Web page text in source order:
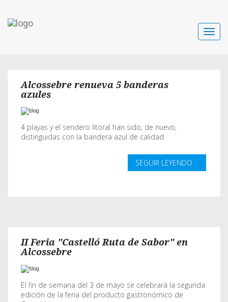
Toggle
Alcossebre renueva 5 banderas
azules
4 playas y el sendero litoral han sido, de nuevo,
distinguidas con la bandera azul de calidad
SEGUIR LEYENDO
II Feria "Castelló Ruta de Sabor" en
Alcossebre
El fin de semana del 3 de mayo se celebrará la segunda
edición de la feria del producto gastronómico de